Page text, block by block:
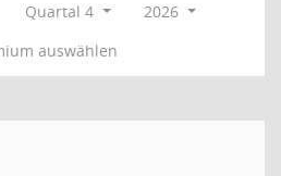
Quartal 4
2026
auswählen